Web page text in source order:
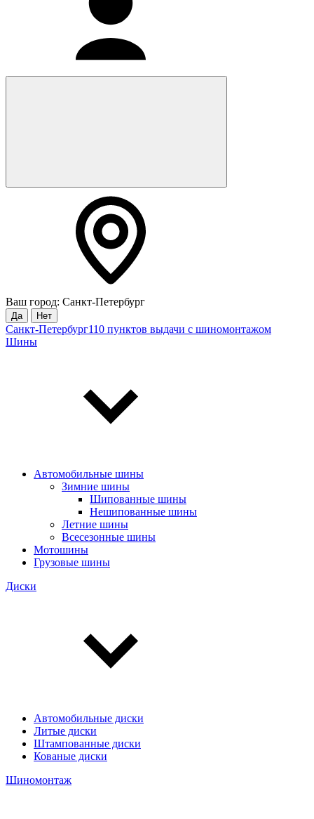
Ваш город: Санкт-Петербург
Да Нет
Санкт-Петербург110 пунктов выдачи с шиномонтажом
Шины
Автомобильные шины
Зимние шины
Шипованные шины
Нешипованные шины
Летние шины
Всесезонные шины
Мотошины
Грузовые шины
Диски
Автомобильные диски
Литые диски
Штампованные диски
Кованые диски
Шиномонтаж